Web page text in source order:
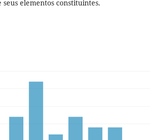
elementos constituintes.